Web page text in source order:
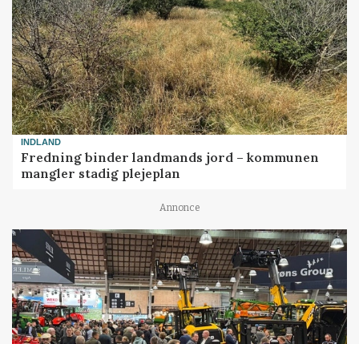
INDLAND
Fredning binder landmands jord – kommunen
mangler stadig plejeplan
Annonce